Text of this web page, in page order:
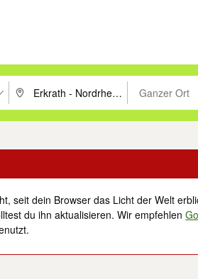
mit den Pfeiltasten nach oben/
PLZ oder Ort eingeben. Eingabetaste
Ganzer Ort
Suche im
seit dein Browser das Licht der Welt
du ihn aktualisieren. Wir empfehlen